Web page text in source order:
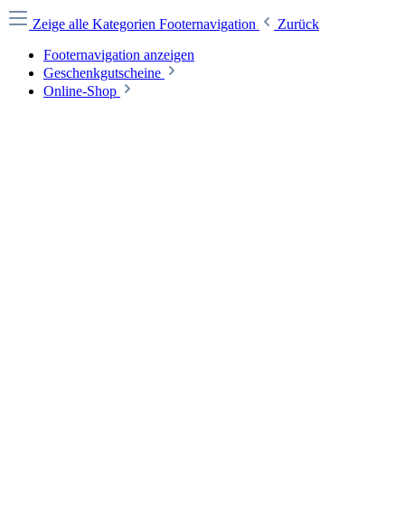
Zeige alle Kategorien Footernavigation
Zurück
Footernavigation anzeigen
Geschenkgutscheine
Online-Shop